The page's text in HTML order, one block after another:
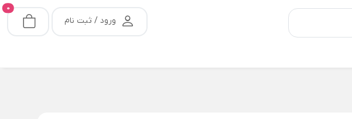
ورود / ثبت نام
0